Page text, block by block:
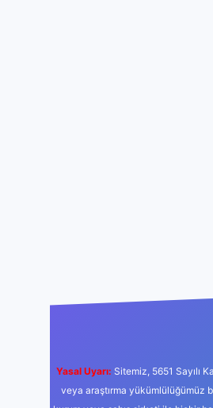
Yasal Uyarı: Sitemiz, 5651 Sayılı
veya araştırma yükümlülüğümüz